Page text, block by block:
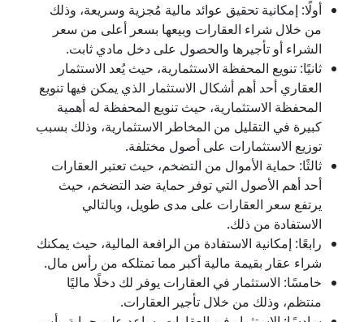
أولًا: إمكانية تحقيق عوائد مالية مُجزية وسريعة، وذلك
من خلال شراء العقارات وبيعها بسعر أعلى من سعر
الشراء أو تأجيرها والحصول على دخل مادي ثابت.
ثانيًا: تنويع المحفظة الاستثمارية، حيث يُعد الاستثمار
العقاري أحد أهم أشكال الاستثمار الذي يمكن فيها تنويع
المحفظة الاستثمارية، حيث تنويع المحفظة له أهمية
كبيرة في التقليل من المخاطر الاستثمارية، وذلك بسبب
توزيع الاستثمارات على أصول مختلفة.
ثالثًا: حماية الأموال من التضخم، حيث تعتبر العقارات
أحد أهم الأصول التي توفر حماية ضد التضخم، حيث
يرتفع سعر العقارات على مدى طويل، وبالتالي
الاستفادة من ذلك.
رابعًا: إمكانية الاستفادة من الرافعة المالية، حيث يمكنك
شراء عقار بقيمة مالية أكبر مما تمتلكه من رأس مال.
خامسًا: الاستثمار في العقارات يوفر لك دخلًا ماليًا
منتظم، وذلك من خلال تأجير العقارات.